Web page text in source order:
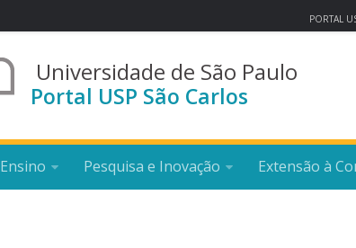
PORTAL
Universidade de São Paulo
Portal USP São Carlos
Ensino Pesquisa e Inovação Extensão à